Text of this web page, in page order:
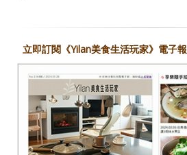
立即訂閱《Yilan美食生活玩家》電子報